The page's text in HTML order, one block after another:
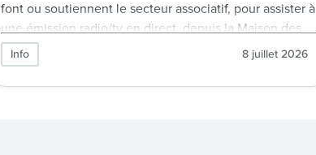
font ou soutiennent le secteur associatif, pour assister à
une émission radio/tv en direct, depuis la Maison des
Métallos, à Paris.
Info 8 juillet 2026